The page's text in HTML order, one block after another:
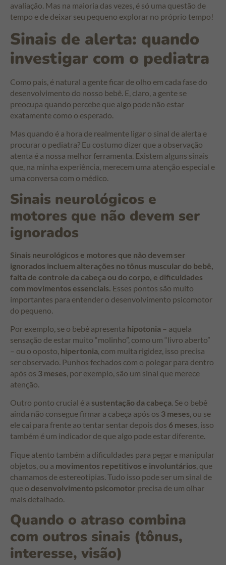
avaliação. Mas na maioria das vezes, é só uma questão de
tempo e de deixar seu pequeno explorar no próprio tempo!
Sinais de alerta: quando
investigar com o pediatra
Como pais, é natural a gente ficar de olho em cada fase do
desenvolvimento do nosso bebê. E, claro, a gente se
preocupa quando percebe que algo pode não estar
exatamente como o esperado.
Mas quando é a hora de realmente ligar o sinal de alerta e
procurar o pediatra? Eu costumo dizer que a observação
atenta é a nossa melhor ferramenta. Existem alguns sinais
que, na minha experiência, merecem uma atenção especial e
uma conversa com o médico.
Sinais neurológicos e
motores que não devem ser
ignorados
Sinais neurológicos e motores que não devem ser
ignorados incluem alterações no tônus muscular do bebê,
falta de controle da cabeça ou do corpo, e dificuldades
com movimentos essenciais. Esses pontos são muito
importantes para entender o desenvolvimento psicomotor
do pequeno.
Por exemplo, se o bebê apresenta hipotonia – aquela
sensação de estar muito “molinho”, como um “livro aberto”
– ou o oposto, hipertonia, com muita rigidez, isso precisa
ser observado. Punhos fechados com o polegar para dentro
após os 3 meses, por exemplo, são um sinal que merece
atenção.
Outro ponto crucial é a sustentação da cabeça. Se o bebê
ainda não consegue firmar a cabeça após os 3 meses, ou se
ele cai para frente ao tentar sentar depois dos 6 meses, isso
também é um indicador de que algo pode estar diferente.
Fique atento também a dificuldades para pegar e manipular
objetos, ou a movimentos repetitivos e involuntários , que
chamamos de estereotipias. Tudo isso pode ser um sinal de
que o desenvolvimento psicomotor precisa de um olhar
mais detalhado.
Quando o atraso combina
com outros sinais (tônus,
interesse, visão)